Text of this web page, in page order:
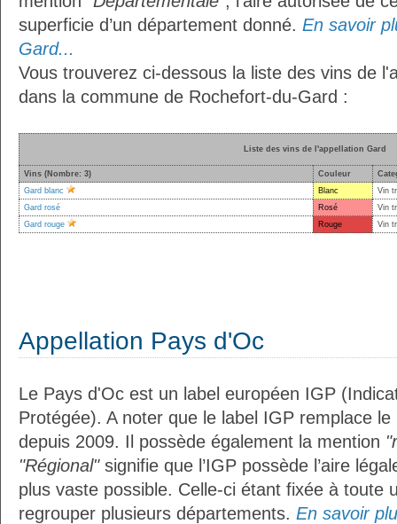
superficie d’un département donné. En savoir
Gard...
Vous trouverez ci-dessous la liste des vins de
dans la commune de Rochefort-du-Gard :
Liste des vins de l'appellation Gard
Vins (Nombre: 3) Couleur
Gard blanc
Blanc
Vin
Gard rosé
Rosé
Vin
Gard rouge
Rouge Vin
Appellation Pays d'Oc
Le Pays d'Oc est un label européen IGP
Protégée). A noter que le label IGP remplace
depuis 2009. Il possède également la mention
"Régional"signifie que l’IGP possède l’aire
plus vaste possible. Celle-ci étant fixée à toute
regrouper plusieurs départements. En savoir